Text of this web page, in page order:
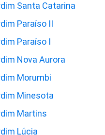
Santa Catarina
Paraíso II
Paraíso I
Nova Aurora
Morumbi
Minesota
Martins
Lúcia